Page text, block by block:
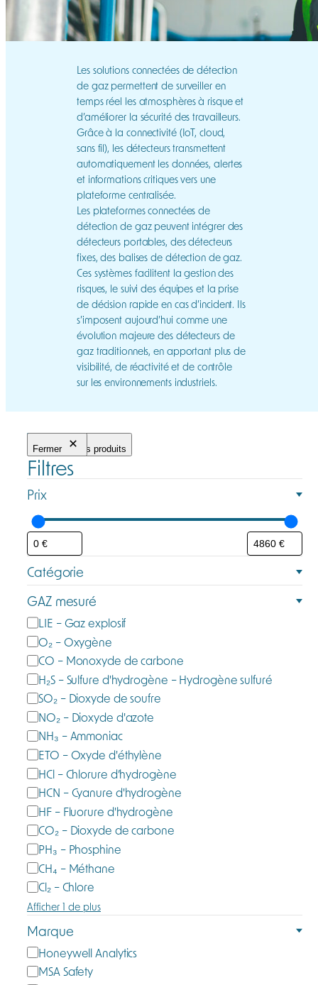
Les solutions connectées de détection
de gaz permettent de surveiller en
temps réel les atmosphères à risque et
d’améliorer la sécurité des travailleurs.
Grâce à la connectivité (IoT, cloud,
sans fil), les détecteurs transmettent
automatiquement les données, alertes
et informations critiques vers une
plateforme centralisée.
Les plateformes connectées de
détection de gaz peuvent intégrer des
détecteurs portables, des détecteurs
fixes, des balises de détection de gaz.
Ces systèmes facilitent la gestion des
risques, le suivi des équipes et la prise
de décision rapide en cas d’incident. Ils
s’imposent aujourd’hui comme une
évolution majeure des détecteurs de
gaz traditionnels, en apportant plus de
visibilité, de réactivité et de contrôle
sur les environnements industriels.
Filtrer les produits
Fermer
Filtres
Prix
Catégorie
C
a
t
é
g
o
r
i
e
GAZ mesuré
G
a
z
m
e
s
u
r
é
LIE – Gaz explosif
O₂ – Oxygène
CO – Monoxyde de carbone
H₂S – Sulfure d'hydrogène – Hydrogène sulfuré
SO₂ – Dioxyde de soufre
NO₂ – Dioxyde d'azote
NH₃ – Ammoniac
ETO – Oxyde d'éthylène
HCl – Chlorure d’hydrogène
HCN – Cyanure d'hydrogène
HF – Fluorure d'hydrogène
CO₂ – Dioxyde de carbone
PH₃ – Phosphine
CH₄ – Méthane
Cl₂ – Chlore
Afficher 1 de plus
Marque
M
a
Honeywell Analytics
MSA Safety